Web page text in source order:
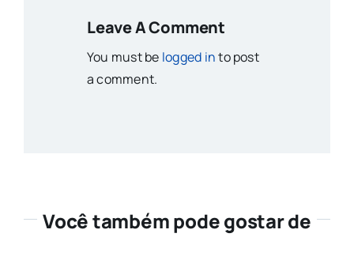
Leave A Comment
You must be logged into post
a comment.
Você também pode gostar de